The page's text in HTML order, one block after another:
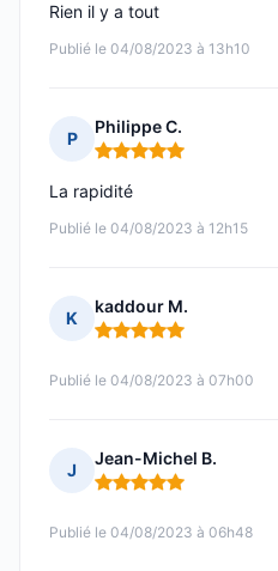
Publié le 04/08/2023 à 13h10
Rien il y a tout
P
Philippe C.
Note : 5 sur 5
Publié le 04/08/2023 à 12h15
La rapidité
K
kaddour M.
Note : 5 sur 5
Publié le 04/08/2023 à 07h00
J
Jean-Michel B.
Note : 5 sur 5
Publié le 04/08/2023 à 06h48